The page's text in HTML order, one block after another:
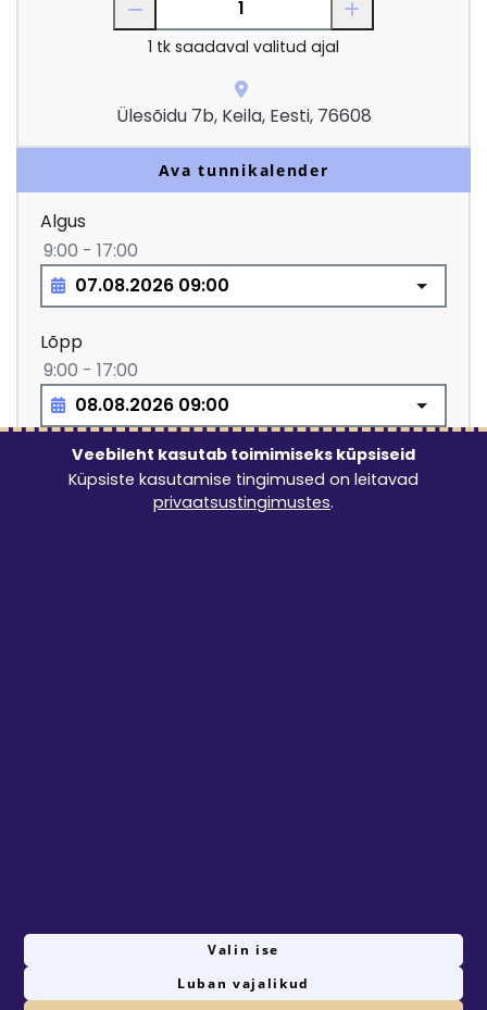
1 tk saadaval valitud ajal
1tk saadaval valitud ajal
Ülesõidu 7b, Keila, Eesti, 76608
Ava tunnikalender
Algus
9:00 - 17:00
Lõpp
9:00 - 17:00
Lubatud rendiperiood: vähemalt 1 ööpäev
15.00€
© 2026 Rentster Online OÜ
Privaatsustingimused
Veebileht kasutab toimimiseks küpsiseid
Küpsiste kasutamise tingimused on leitavad
privaatsustingimustes.
Valin ise
Luban vajalikud